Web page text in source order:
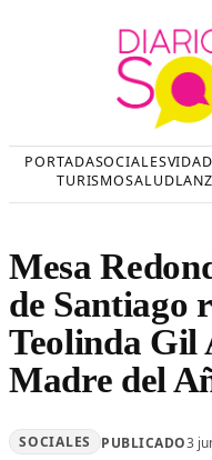
PORTADASOCIALESVIDA
TURISMOSALUD
Mesa
de Santiago
Teolinda Gil
Madre del
SOCIALES PUBLICADO3